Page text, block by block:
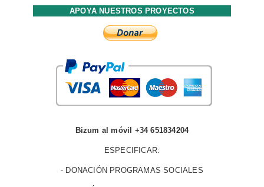
APOYA NUESTROS PROYECTOS
Bizum al móvil +34 651834204
ESPECIFICAR:
- DONACIÓN PROGRAMAS SOCIALES